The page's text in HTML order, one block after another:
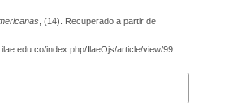
, (14). Recuperado a partir de
index.php/IlaeOjs/article/view/99